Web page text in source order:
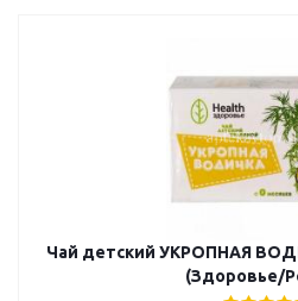
Чай детский УКРОПНАЯ
(Здоровье/